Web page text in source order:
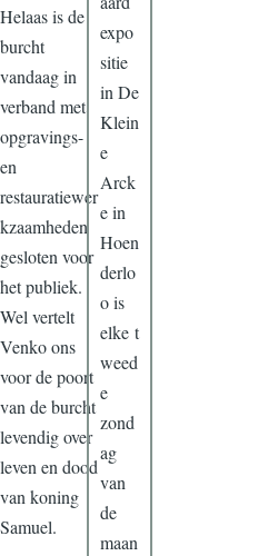
Helaas is de
burcht
vandaag in
verband met
opgravings-
en
restauratiewer
kzaamheden
gesloten voor
het publiek.
Wel vertelt
Venko ons
voor de poort
van de burcht
levendig over
leven en dood
van koning
Samuel.
expo
sitie
in De
Klein
e
Arck
e in
Hoen
derlo
o is
elke t
weed
e
zond
ag
van
de
maan